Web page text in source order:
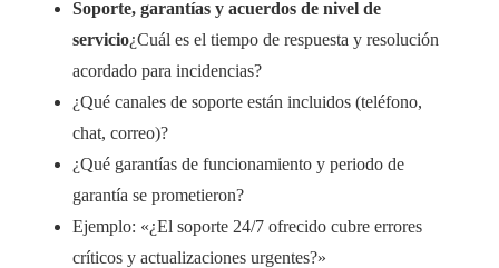
Soporte, garantías y acuerdos de nivel de
servicio¿Cuál es el tiempo de respuesta y resolución
acordado para incidencias?
¿Qué canales de soporte están incluidos (teléfono,
chat, correo)?
¿Qué garantías de funcionamiento y periodo de
garantía se prometieron?
Ejemplo: «¿El soporte 24/7 ofrecido cubre errores
críticos y actualizaciones urgentes?»